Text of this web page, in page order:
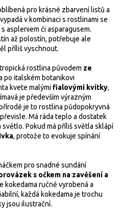
pro krásné zbarvení listů a
v kombinaci s rostlinami se
aspleniem či asparagusem.
až polostín, potřebuje ale
příliš vyschnout.
rostlina původem ze
po italském botanikovi
kvete malými fialovými kvítky,
je především výrazným
je to rostlina půdopokryvná
Má ráda teplo a dostatek
Pokud má příliš světla sklápí
, protože to evokuje spínání
pro snadné sundání
s očkem na zavěšení a
kokedama ručně vyrobená a
každá kokedama je trochu
jsou ilustrační.